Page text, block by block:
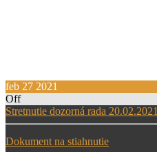
feb 27 2021
Off
Stretnutie dozorná rada 20.02.2021
Dokument na stiahnutie